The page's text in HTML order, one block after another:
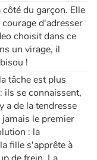
du garçon. Elle
d'adresser
choisit dans ce
un virage, il
!
tâche est plus
ils se connaissent,
a de la tendresse
le premier
: la
fille s'apprête à